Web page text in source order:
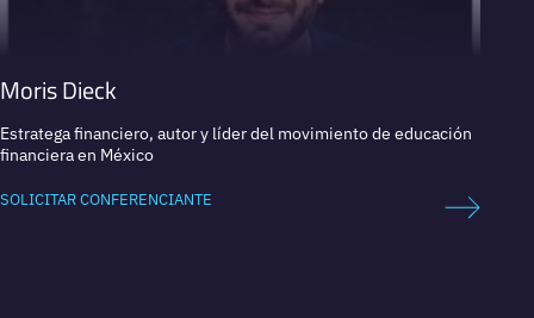
Moris Dieck
Estratega financiero, autor y líder del movimiento de educación
financiera en México
SOLICITAR CONFERENCIANTE